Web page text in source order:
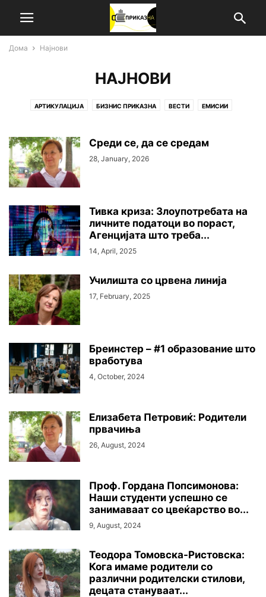
Дома Најнови
НАЈНОВИ
АРТИКУЛАЦИЈА БИЗНИС ПРИКАЗНА ВЕСТИ ЕМИСИИ
Среди се, да се средам
28, January, 2026
Тивка криза: Злоупотребата на
личните податоци во пораст,
Агенцијата што треба...
14, April, 2025
Училишта со црвена линија
17, February, 2025
Бреинстер – #1 образование што
вработува
4, October, 2024
Елизабета Петровиќ: Родители
првачиња
26, August, 2024
Проф. Гордана Попсимонова:
Наши студенти успешно се
занимаваат со цвеќарство во...
9, August, 2024
Теодора Томовска-Ристовска:
Кога имаме родители со
различни родителски стилови,
децата стануваат...